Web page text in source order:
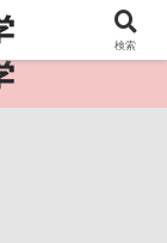
。
検索